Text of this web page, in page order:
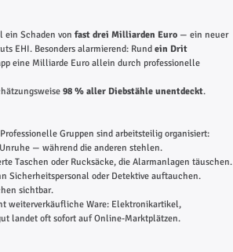
ein Schaden von fast drei Milliarden Euro — ein neuer
EHI. Besonders alarmierend: Rund ein Drit
eine Milliarde Euro allein durch professionelle
98 % aller Diebstähle unentdeckt.
Gruppen sind arbeitsteilig organisiert:
— während die anderen stehlen.
Taschen oder Rucksäcke, die Alarmanlagen täuschen.
Sicherheitspersonal oder Detektive auftauchen.
sichtbar.
weiterverkäufliche Ware: Elektronikartikel,
landet oft sofort auf Online-Marktplätzen.